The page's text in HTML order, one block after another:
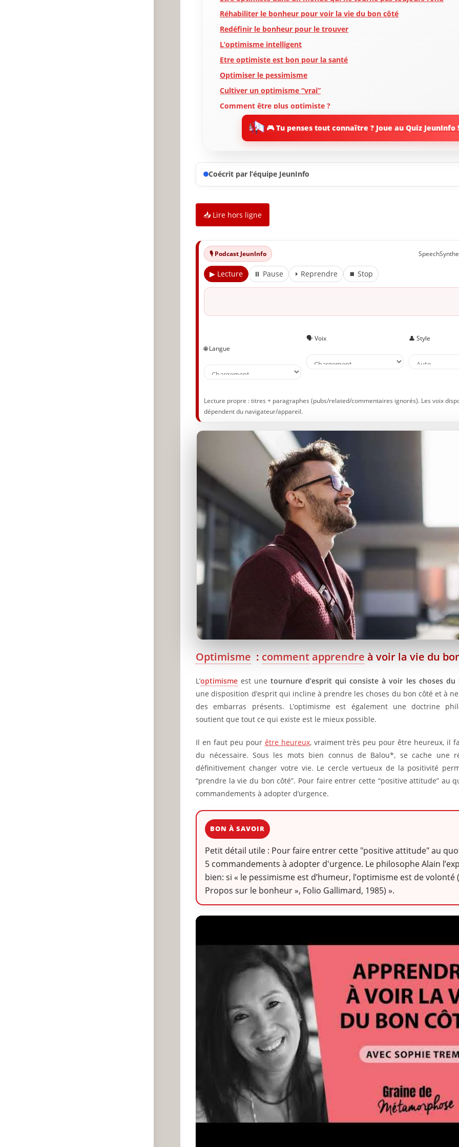
Réhabiliter le bonheur pour voir la vie du bon côté
Redéfinir le bonheur pour le trouver
L’optimisme intelligent
Etre optimiste est bon pour la santé
Optimiser le pessimisme
Cultiver un optimisme “vrai”
Comment être plus optimiste ?
Apprendre à être plus flexible et à cultiver l’estime de soi
Voici quelques autres idées pour apprendre à être plus optimiste
Partager l'amour
🎮 Tu penses tout connaître ? Joue au Quiz JeunInfo !
Coécrit par l’équipe JeunInfo
📥 Lire hors ligne
🎙️ Podcast JeunInfo
▶ Lecture ⏸ Pause ⏵ Reprendre ⏹ Stop
🌐 Langue
🗣️ Voix 👤 Style
Lecture propre : titres + paragraphes (pubs/related/commentaires ignorés). Les voix
dépendent du navigateur/appareil.
Optimisme : comment apprendre à voir la vie du
L’optimisme est unetournure d’esprit qui consiste à voir les choses du
une disposition d’esprit qui incline à prendre les choses du bon côté et à
des embarras présents. L’optimisme est également une doctrine
soutient que tout ce qui existe est le mieux possible.
Il en faut peu pour être heureux, vraiment très peu pour être heureux, il
du nécessaire. Sous les mots bien connus de Balou*, se cache une
définitivement changer votre vie. Le cercle vertueux de la positivité
“prendre la vie du bon côté”. Pour faire entrer cette “positive attitude” au
commandements à adopter d’urgence.
BON À SAVOIR
Petit détail utile : Pour faire entrer cette "positive attitude" au
5 commandements à adopter d'urgence. Le philosophe Alain
bien: si « le pessimisme est d’humeur, l’optimisme est de volonté
Propos sur le bonheur », Folio Gallimard, 1985) ».